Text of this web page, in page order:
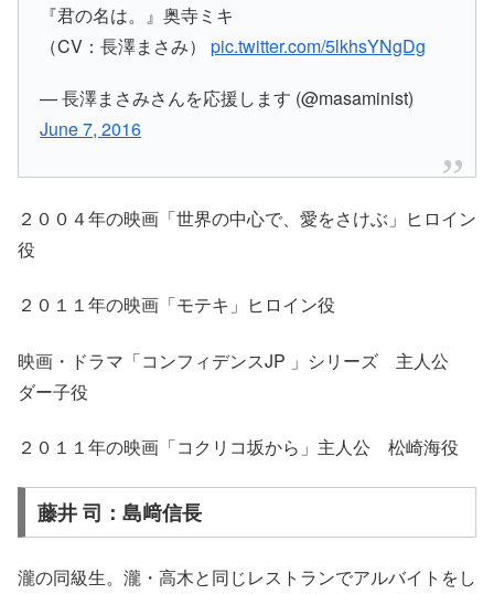
『君の名は。』奥寺ミキ
（CV：長澤まさみ）pic.twitter.com/5lkhsYNgDg
— 長澤まさみさんを応援します (@masaminist)
June 7, 2016
２００４年の映画「世界の中心で、愛をさけぶ」ヒロイン
役
２０１１年の映画「モテキ」ヒロイン役
映画・ドラマ「コンフィデンスJP 」シリーズ 主人公
ダー子役
２０１１年の映画「コクリコ坂から」主人公 松崎海役
藤井 司：島﨑信長
瀧の同級生。瀧・高木と同じレストランでアルバイトをし